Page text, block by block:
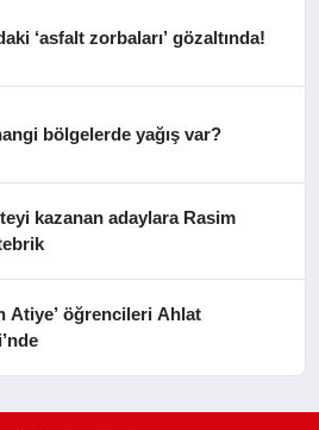
‘asfalt zorbaları’ gözaltında!
bölgelerde yağış var?
kazanan adaylara Rasim
Atiye’ öğrencileri Ahlat